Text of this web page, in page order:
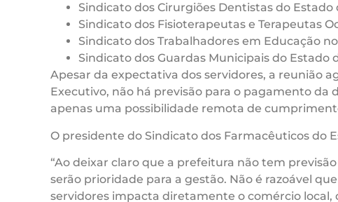
Sindicato dos Cirurgiões Dentistas do Estado
Sindicato dos Fisioterapeutas e Terapeutas
Sindicato dos Trabalhadores em Educação
Sindicato dos Guardas Municipais do Estado
Apesar da expectativa dos servidores, a reunião
Executivo, não há previsão para o pagamento da
apenas uma possibilidade remota de
O presidente do Sindicato dos Farmacêuticos do
“Ao deixar claro que a prefeitura não tem
serão prioridade para a gestão. Não é razoável
servidores impacta diretamente o comércio local,